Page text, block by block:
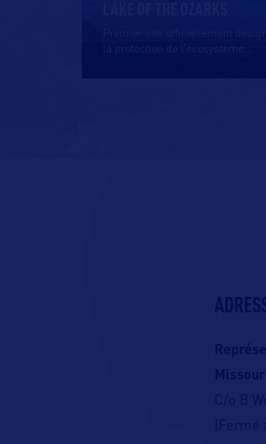
Premier site officiellement
la protection de l’écosystème
C/o B